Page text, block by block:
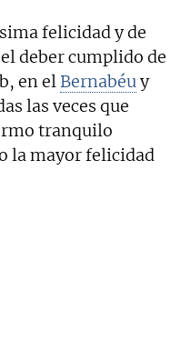
felicidad y de
deber cumplido de
en el Bernabéuy
las veces que
tranquilo
la mayor felicidad